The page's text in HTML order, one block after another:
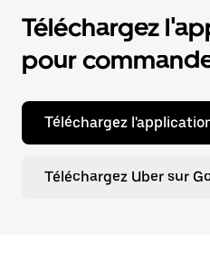
Téléchargez
pour
Téléchargez
Téléchargez Uber sur